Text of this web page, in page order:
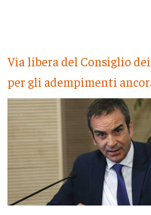
Via libera del Consiglio
per gli adempimenti